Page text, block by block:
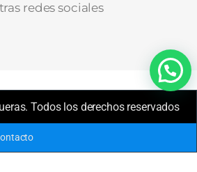
redes sociales
Todos los derechos reservados